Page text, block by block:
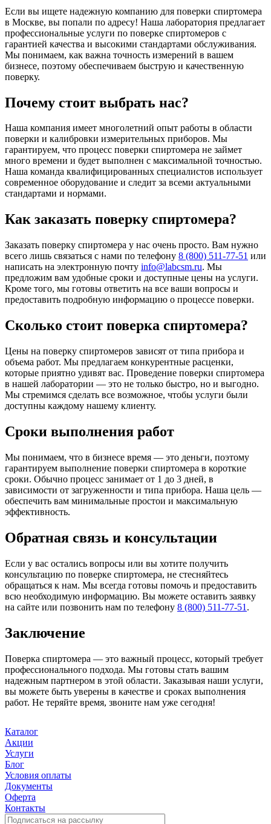
Если вы ищете надежную компанию для поверки спиртомера
в Москве, вы попали по адресу! Наша лаборатория предлагает
профессиональные услуги по поверке спиртомеров с
гарантией качества и высокими стандартами обслуживания.
Мы понимаем, как важна точность измерений в вашем
бизнесе, поэтому обеспечиваем быструю и качественную
поверку.
Почему стоит выбрать нас?
Наша компания имеет многолетний опыт работы в области
поверки и калибровки измерительных приборов. Мы
гарантируем, что процесс поверки спиртомера не займет
много времени и будет выполнен с максимальной точностью.
Наша команда квалифицированных специалистов использует
современное оборудование и следит за всеми актуальными
стандартами и нормами.
Как заказать поверку спиртомера?
Заказать поверку спиртомера у нас очень просто. Вам нужно
всего лишь связаться с нами по телефону 8 (800) 511-77-51 или
написать на электронную почту info@labcsm.ru. Мы
предложим вам удобные сроки и доступные цены на услуги.
Кроме того, мы готовы ответить на все ваши вопросы и
предоставить подробную информацию о процессе поверки.
Сколько стоит поверка спиртомера?
Цены на поверку спиртомеров зависят от типа прибора и
объема работ. Мы предлагаем конкурентные расценки,
которые приятно удивят вас. Проведение поверки спиртомера
в нашей лаборатории — это не только быстро, но и выгодно.
Мы стремимся сделать все возможное, чтобы услуги были
доступны каждому нашему клиенту.
Сроки выполнения работ
Мы понимаем, что в бизнесе время — это деньги, поэтому
гарантируем выполнение поверки спиртомера в короткие
сроки. Обычно процесс занимает от 1 до 3 дней, в
зависимости от загруженности и типа прибора. Наша цель —
обеспечить вам минимальные простои и максимальную
эффективность.
Обратная связь и консультации
Если у вас остались вопросы или вы хотите получить
консультацию по поверке спиртомера, не стесняйтесь
обращаться к нам. Мы всегда готовы помочь и предоставить
всю необходимую информацию. Вы можете оставить заявку
на сайте или позвонить нам по телефону 8 (800) 511-77-51 .
Заключение
Поверка спиртомера — это важный процесс, который требует
профессионального подхода. Мы готовы стать вашим
надежным партнером в этой области. Заказывая наши услуги,
вы можете быть уверены в качестве и сроках выполнения
работ. Не теряйте время, звоните нам уже сегодня!
Каталог
Акции
Услуги
Блог
Условия оплаты
Документы
Оферта
Контакты